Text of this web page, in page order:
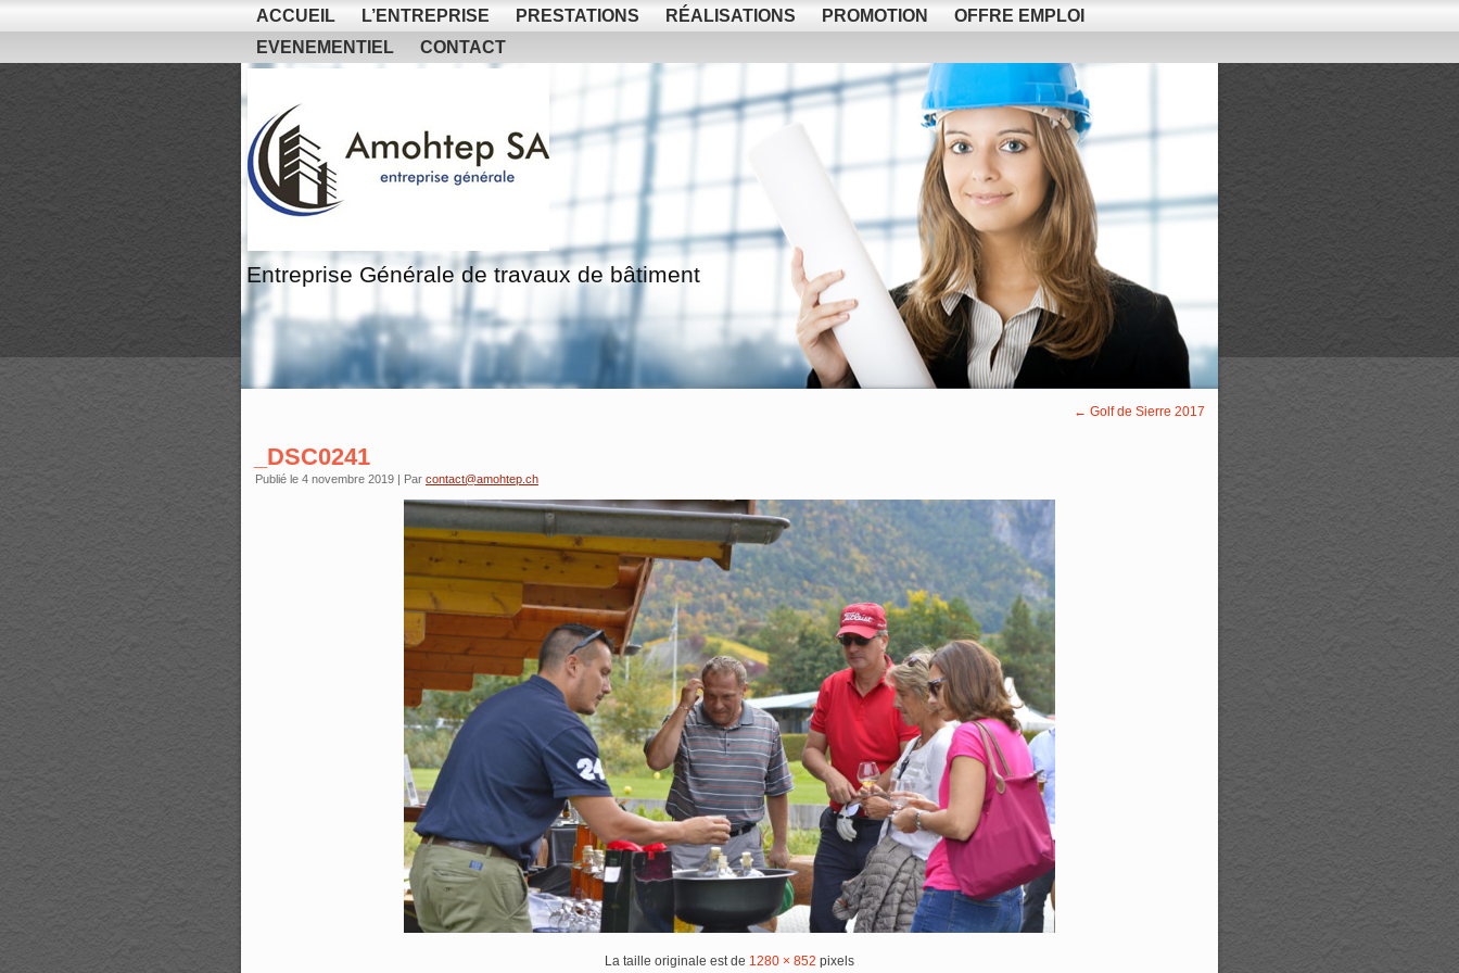
ACCUEIL L’ENTREPRISE PRESTATIONS RÉALISATIONS PROMOTION
OFFRE EMPLOI
EVENEMENTIEL
CONTACT
Entreprise Générale de travaux de bâtiment
← Golf de Sierre 2017
_DSC0241
Publié le 4 novembre 2019 | Par contact@amohtep.ch
La taille originale est de 1280 × 852 pixels